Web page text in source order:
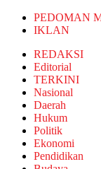
PEDOMAN
IKLAN
REDAKSI
Editorial
TERKINI
Nasional
Daerah
Hukum
Politik
Ekonomi
Pendidikan